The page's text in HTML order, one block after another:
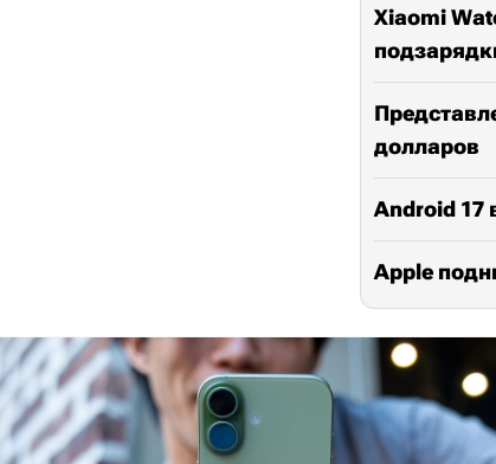
Xiaomi
долларов
Android 17
Apple